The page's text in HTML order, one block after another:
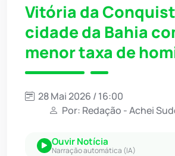
Vitória da
cidade da Bahia
menor taxa de
28 Mai 2026 / 16:00
Por: Redação - Achei
Ouvir Notícia
Narração automática (IA)